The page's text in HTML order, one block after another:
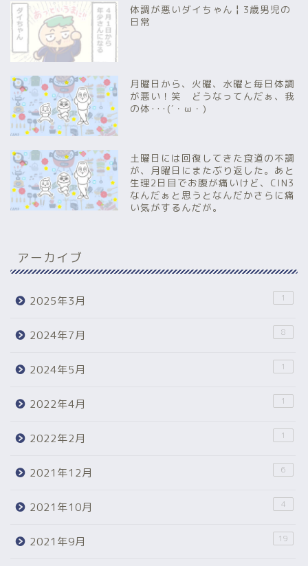
体調が悪いダイちゃん╏3歳男児の
日常
月曜日から、火曜、水曜と毎日体調
が悪い！笑 どうなってんだぁ、我
の体･･･(´・ω・)
土曜日には回復してきた食道の不調
が、月曜日にまたぶり返した。あと
生理2日目でお腹が痛いけど、CIN3
なんだぁと思うとなんだかさらに痛
い気がするんだが。
アーカイブ
2025年3月 1
2024年7月 8
2024年5月 1
2022年4月 1
2022年2月 1
2021年12月 6
2021年10月 4
2021年9月 19